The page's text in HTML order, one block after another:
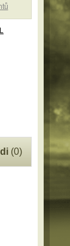
(0)